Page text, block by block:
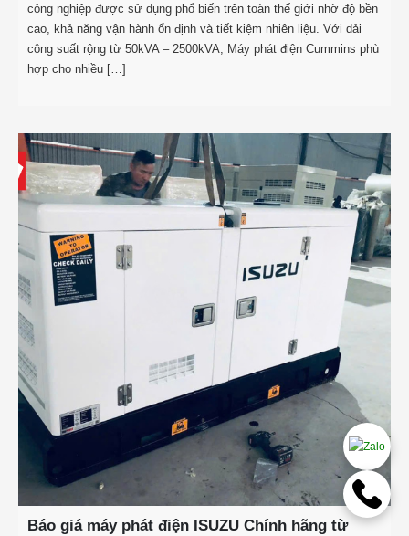
công nghiệp được sử dụng phổ biến trên toàn thế giới nhờ độ bền
cao, khả năng vận hành ổn định và tiết kiệm nhiên liệu. Với dải
công suất rộng từ 50kVA – 2500kVA, Máy phát điện Cummins phù
hợp cho nhiều […]
Báo giá máy phát điện ISUZU Chính hãng từ